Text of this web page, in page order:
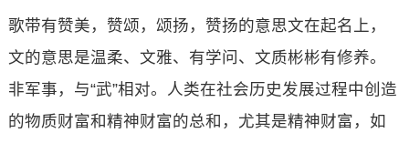
歌带有赞美，赞颂，颂扬，赞扬的意思文在起名上，
文的意思是温柔、文雅、有学问、文质彬彬有修养。
非军事，与“武”相对。人类在社会历史发展过程中创造
的物质财富和精神财富的总和，尤其是精神财富，如